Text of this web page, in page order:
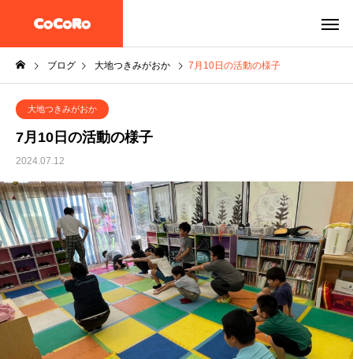
ブログ 大地つきみがおか 7月10日の活動の様子
大地つきみがおか
7月10日の活動の様子
2024.07.12